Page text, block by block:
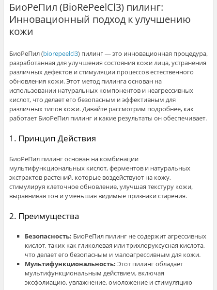
БиоРеПил (BioRePeelCl3) пилинг:
Инновационный подход к улучшению
кожи
БиоРеПил (biorepeelcl3) пилинг — это инновационная процедура,
разработанная для улучшения состояния кожи лица, устранения
различных дефектов и стимуляции процессов естественного
обновления кожи. Этот метод пилинга основан на
использовании натуральных компонентов и неагрессивных
кислот, что делает его безопасным и эффективным для
различных типов кожи. Давайте рассмотрим подробнее, как
работает БиоРеПил пилинг и какие результаты он обеспечивает.
1. Принцип Действия
БиоРеПил пилинг основан на комбинации
мультифункциональных кислот, ферментов и натуральных
экстрактов растений, которые воздействуют на кожу,
стимулируя клеточное обновление, улучшая текстуру кожи,
выравнивая тон и уменьшая видимые признаки старения.
2. Преимущества
Безопасность: БиоРеПил пилинг не содержит агрессивных
кислот, таких как гликолевая или трихлоруксусная кислота,
что делает его безопасным и малоагрессивным для кожи.
Мультифункциональность: Этот пилинг обладает
мультифункциональным действием, включая
эксфолиацию, увлажнение, омоложение и стимуляцию